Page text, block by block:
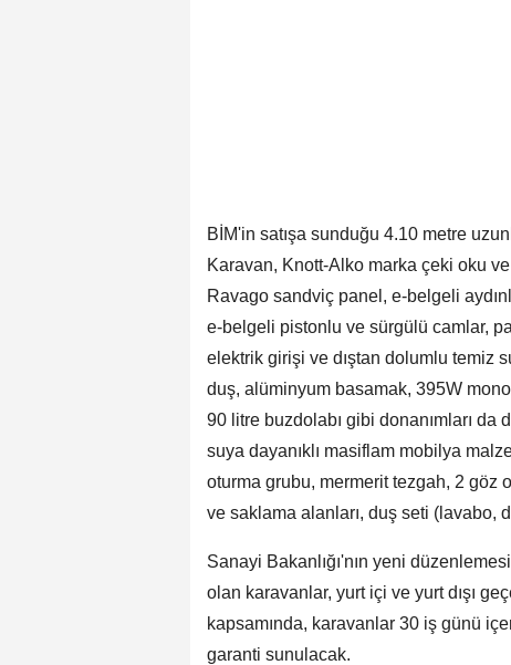
BİM'in satışa sunduğu 4.10 metre
Karavan, Knott-Alko marka çeki oku
Ravago sandviç panel, e-belgeli
e-belgeli pistonlu ve sürgülü camlar,
elektrik girişi ve dıştan dolumlu temiz
duş, alüminyum basamak, 395W
90 litre buzdolabı gibi donanımları da
suya dayanıklı masiflam mobilya
oturma grubu, mermerit tezgah, 2 göz
ve saklama alanları, duş seti (lavabo,
Sanayi Bakanlığı'nın yeni
olan karavanlar, yurt içi ve yurt dışı
kapsamında, karavanlar 30 iş günü
garanti sunulacak.